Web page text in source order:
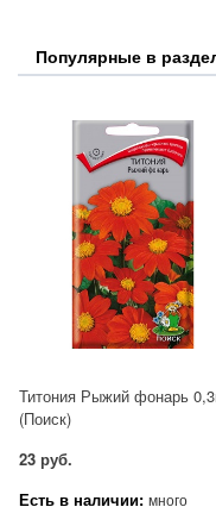
Популярные в
Титония Рыжий фонарь
(Поиск)
23 руб.
Есть в наличии: много